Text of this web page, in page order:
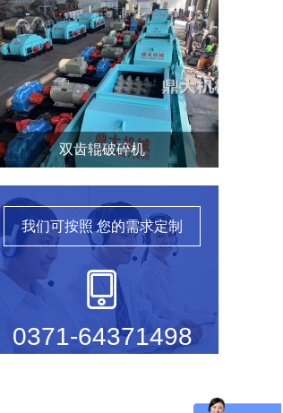
双齿辊破碎机
我们可按照 您的需求定制
0371-64371498